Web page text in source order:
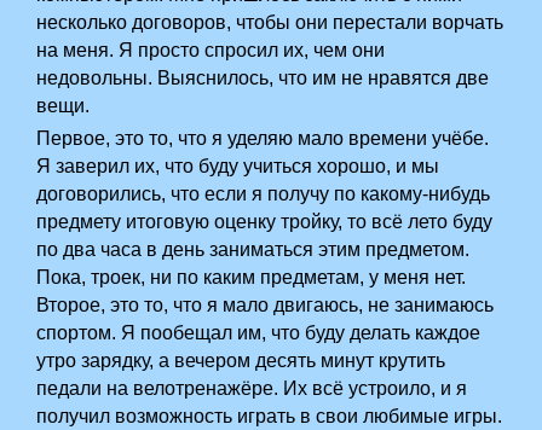
несколько договоров, чтобы они перестали ворчать
на меня. Я просто спросил их, чем они
недовольны. Выяснилось, что им не нравятся две
вещи.
Первое, это то, что я уделяю мало времени учёбе.
Я заверил их, что буду учиться хорошо, и мы
договорились, что если я получу по какому-нибудь
предмету итоговую оценку тройку, то всё лето буду
по два часа в день заниматься этим предметом.
Пока, троек, ни по каким предметам, у меня нет.
Второе, это то, что я мало двигаюсь, не занимаюсь
спортом. Я пообещал им, что буду делать каждое
утро зарядку, а вечером десять минут крутить
педали на велотренажёре. Их всё устроило, и я
получил возможность играть в свои любимые игры.